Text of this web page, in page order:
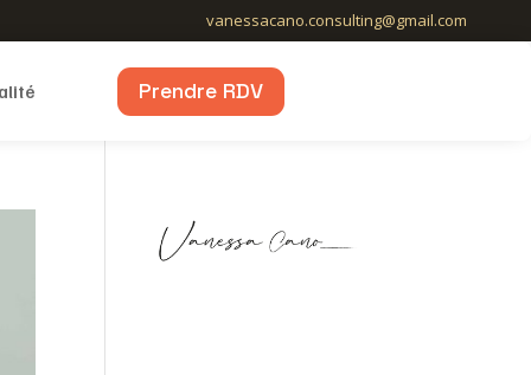
vanessacano.consulting@gmail.com
Prendre RDV